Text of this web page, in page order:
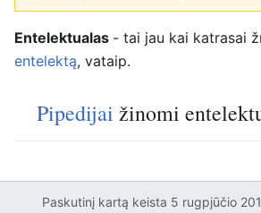
Entelektualas - tai jau kai katrasai
entelektą, vataip.
Pipedijai žinomi
Paskutinį kartą keista 5 rugpjūčio